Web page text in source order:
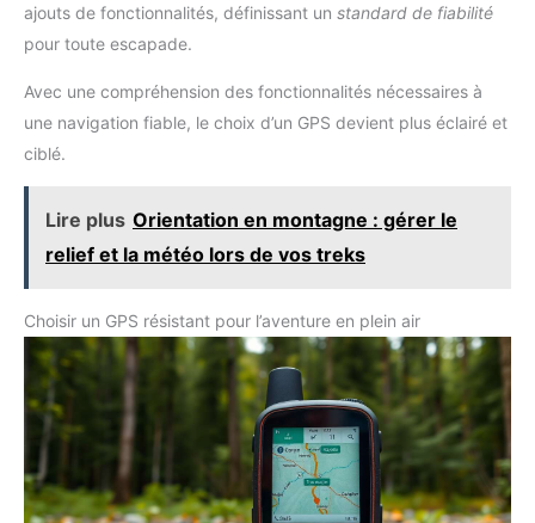
ajouts de fonctionnalités, définissant un standard de fiabilité
pour toute escapade.
Avec une compréhension des fonctionnalités nécessaires à
une navigation fiable, le choix d’un GPS devient plus éclairé et
ciblé.
Lire plus Orientation en montagne : gérer le
relief et la météo lors de vos treks
Choisir un GPS résistant pour l’aventure en plein air